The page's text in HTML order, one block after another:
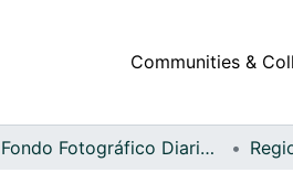
Communities &
Fondo Fotográfico Diario Occidente